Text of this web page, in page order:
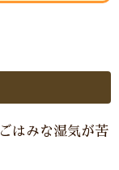
はみな湿気が苦